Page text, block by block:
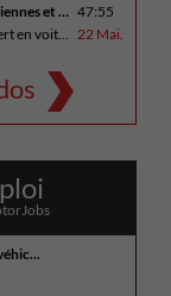
On parle de voitures anciennes et du nouveau Kia Seltos 2027 47:55
22 Mai.